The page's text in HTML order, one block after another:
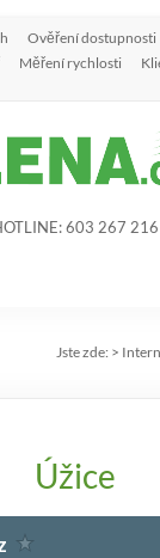
Ověření dostupnosti
Měření rychlosti
603 267 216
Jste zde: >
Úžice